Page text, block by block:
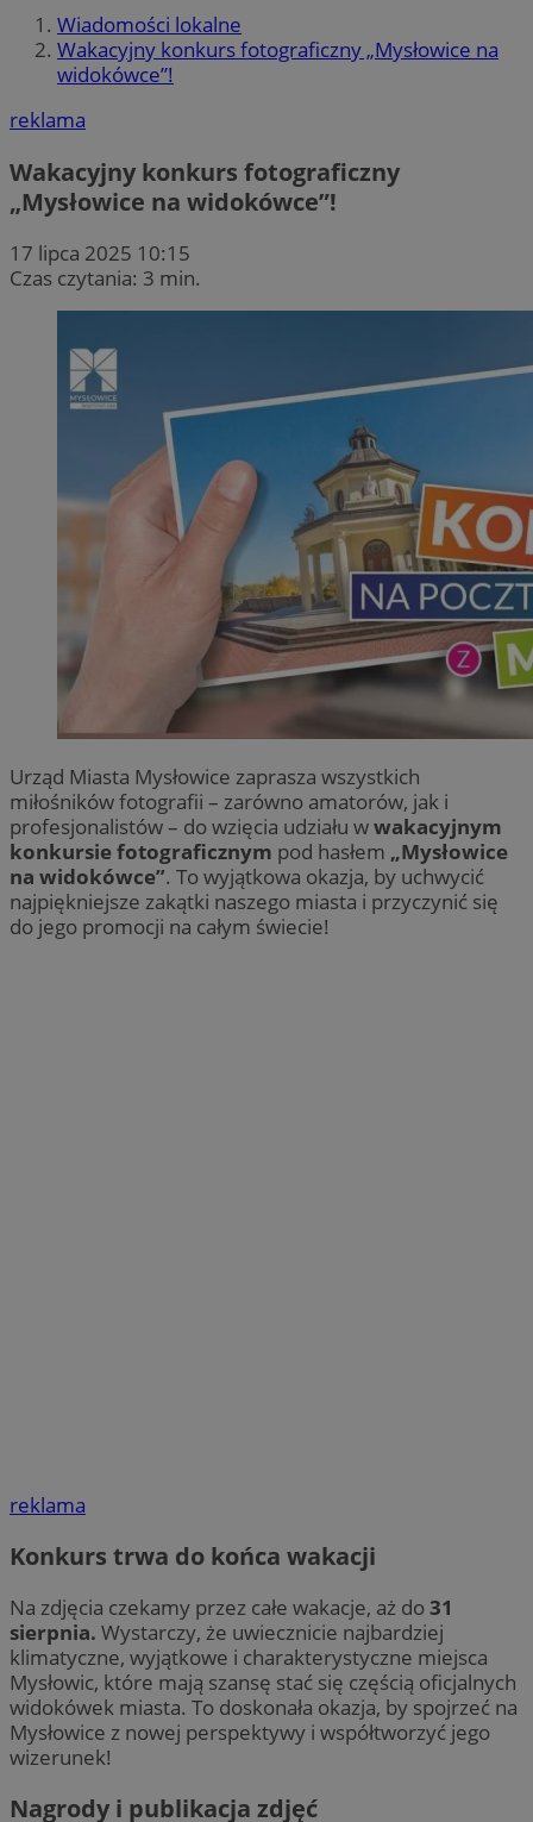
Wiadomości lokalne
Wakacyjny konkurs fotograficzny „Mysłowice na
widokówce”!
reklama
Wakacyjny konkurs fotograficzny
„Mysłowice na widokówce”!
17 lipca 2025 10:15
Czas czytania: 3 min.
Urząd Miasta Mysłowice zaprasza wszystkich
miłośników fotografii – zarówno amatorów, jak i
profesjonalistów – do wzięcia udziału wwakacyjnym
konkursie fotograficznym pod hasłem „Mysłowice
na widokówce”. To wyjątkowa okazja, by uchwycić
najpiękniejsze zakątki naszego miasta i przyczynić się
do jego promocji na całym świecie!
reklama
Konkurs trwa do końca wakacji
Na zdjęcia czekamy przez całe wakacje, aż do31
sierpnia. Wystarczy, że uwiecznicie najbardziej
klimatyczne, wyjątkowe i charakterystyczne miejsca
Mysłowic, które mają szansę stać się częścią oficjalnych
widokówek miasta. To doskonała okazja, by spojrzeć na
Mysłowice z nowej perspektywy i współtworzyć jego
wizerunek!
Nagrody i publikacja zdjęć